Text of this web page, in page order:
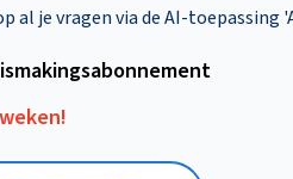
al je vragen via de AI-toepassing